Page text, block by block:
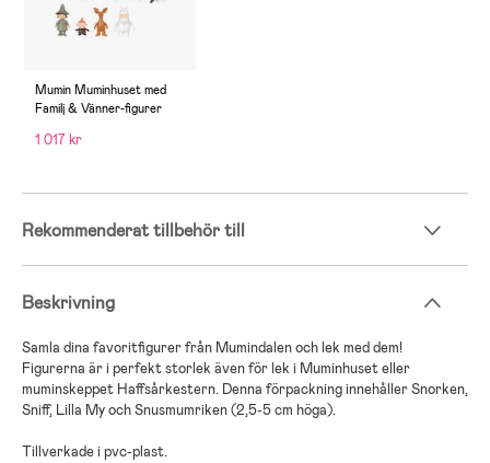
Mumin Muminhuset med
Familj & Vänner-figurer
1 017 kr
Rekommenderat tillbehör till
Beskrivning
Samla dina favoritfigurer från Mumindalen och lek med dem!
Figurerna är i perfekt storlek även för lek i Muminhuset eller
muminskeppet Haffsårkestern. Denna förpackning innehåller Snorken,
Sniff, Lilla My och Snusmumriken (2,5-5 cm höga).
Tillverkade i pvc-plast.